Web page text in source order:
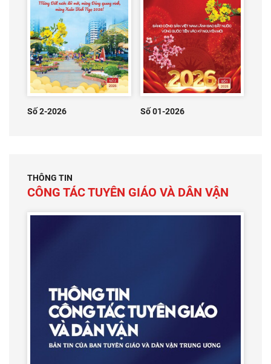
Số 2-2026 Số 01-2026
THÔNG TIN
CÔNG TÁC TUYÊN GIÁO VÀ DÂN VẬN